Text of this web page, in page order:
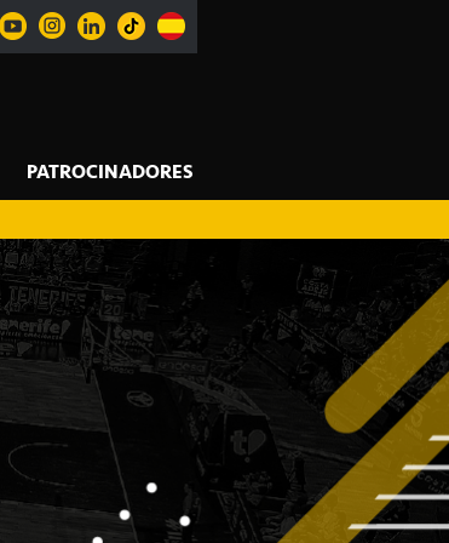
PATROCINADORES